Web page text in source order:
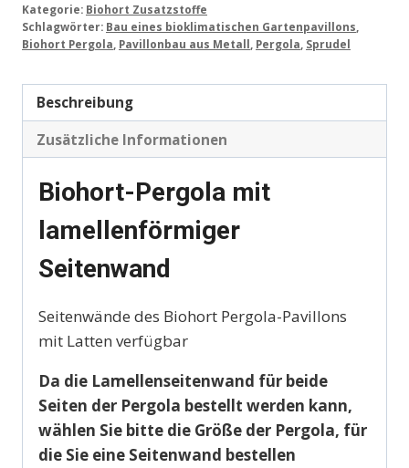
Kategorie: Biohort Zusatzstoffe
Schlagwörter: Bau eines bioklimatischen Gartenpavillons
Biohort Pergola Pavillonbau aus Metall Pergola Sprudel
Beschreibung
Zusätzliche Informationen
Biohort-Pergola mit
lamellenförmiger
Seitenwand
Seitenwände des Biohort Pergola-Pavillons
mit Latten verfügbar
Da die Lamellenseitenwand für beide
Seiten der Pergola bestellt werden kann,
wählen Sie bitte die Größe der Pergola, für
die Sie eine Seitenwand bestellen